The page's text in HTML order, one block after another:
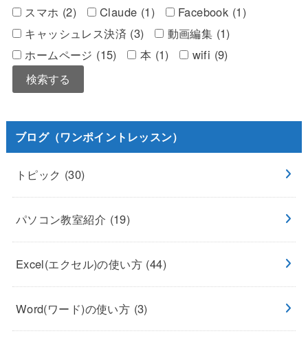
スマホ (2)
Claude (1)
Facebook (1)
キャッシュレス決済 (3)
動画編集 (1)
ホームページ (15)
本 (1) wifi (9)
ブログ（ワンポイントレッスン）
トピック (30)
パソコン教室紹介 (19)
Excel(エクセル)の使い方 (44)
Word(ワード)の使い方 (3)